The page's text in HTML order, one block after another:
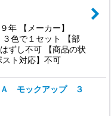
年 【メーカー】
色で１セット 【部
し不可 【商品の状
ト対応】不可
Ａ モックアップ ３